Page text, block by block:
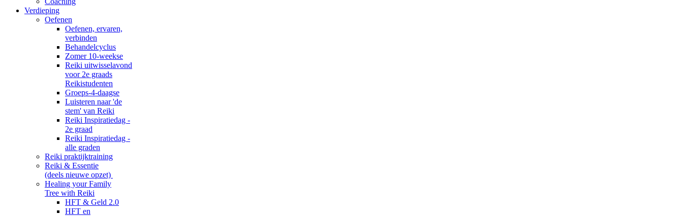
Verdieping
Oefenen
Oefenen, ervaren,
verbinden
Behandelcyclus
Zomer 10-weekse
Reiki uitwisselavond
voor 2e graads
Reikistudenten
Groeps-4-daagse
Luisteren naar 'de
stem' van Reiki
Reiki Inspiratiedag -
2e graad
Reiki Inspiratiedag -
alle graden
Reiki praktijktraining
Reiki & Essentie
(deels nieuwe opzet)
Healing your Family
Tree with Reiki
HFT & Geld 2.0
HFT en